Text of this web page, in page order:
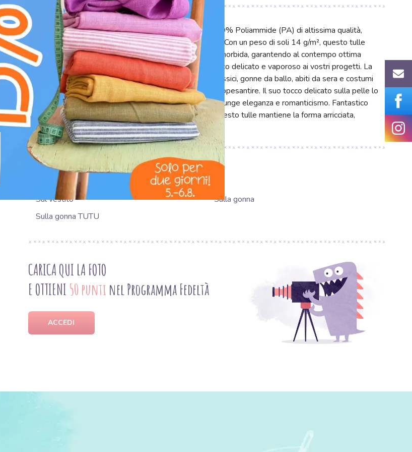
Scoprite il nostro Tulle per TUTU rosa, un tessuto in 100% Poliammide (PA) di altissima qualità,
ideale per creazioni che richiedono volume e leggerezza. Con un peso di soli 14 g/m², questo tulle
ultraleggero offre una trasparenza eterea e una caduta morbida, garantendo al contempo ottima
resistenza e durabilità. È perfetto per aggiungere un tocco delicato e vaporoso ai vostri progetti. La
larghezza di 160 cm è ideale per confezionare TUTU classici, gonne da ballo, abiti da sera e costumi
teatrali, permettendo di creare strati voluminosi senza appesantire. Il suo tocco delicato sulla pelle lo
rende confortevole da indossare. La tinta unita rosa aggiunge eleganza e romanticismo. Fantastico
anche per decorazioni di feste, veli e accessori moda. Questo tulle mantiene la forma arricciata,
donando un effetto sognante.
UTILIZZO CONSIGLIATO
Sul vestito
Sulla gonna
Sulla gonna TUTU
CARICA QUI LA FOTO
E OTTIENI 50 punti nel Programma Fedeltà
ACCEDI